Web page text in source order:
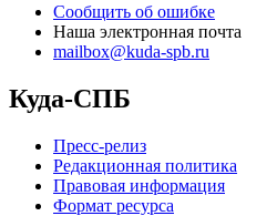
Сообщить об ошибке
Наша электронная почта
mailbox@kuda-spb.ru
Куда-СПБ
Пресс-релиз
Редакционная политика
Правовая информация
Формат ресурса